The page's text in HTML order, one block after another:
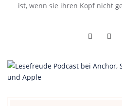
ist, wenn sie ihren Kopf nicht